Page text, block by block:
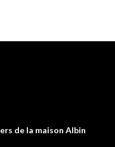
de la maison Albin